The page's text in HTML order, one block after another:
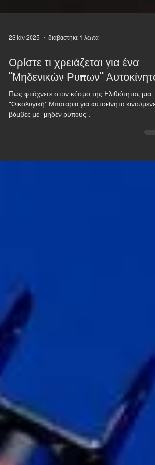
23 Ιαν 2025 διαβάστηκε 1 λεπτά
Ορίστε τι χρειάζεται για ένα
¨Μηδενικών Ρύπων¨ Αυτοκίνητο
Πως φτιάχνετε στον κόσμο της Ηλιθιότητας μια